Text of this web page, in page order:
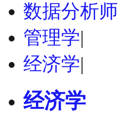
数据分析师
管理学|
经济学|
经济学